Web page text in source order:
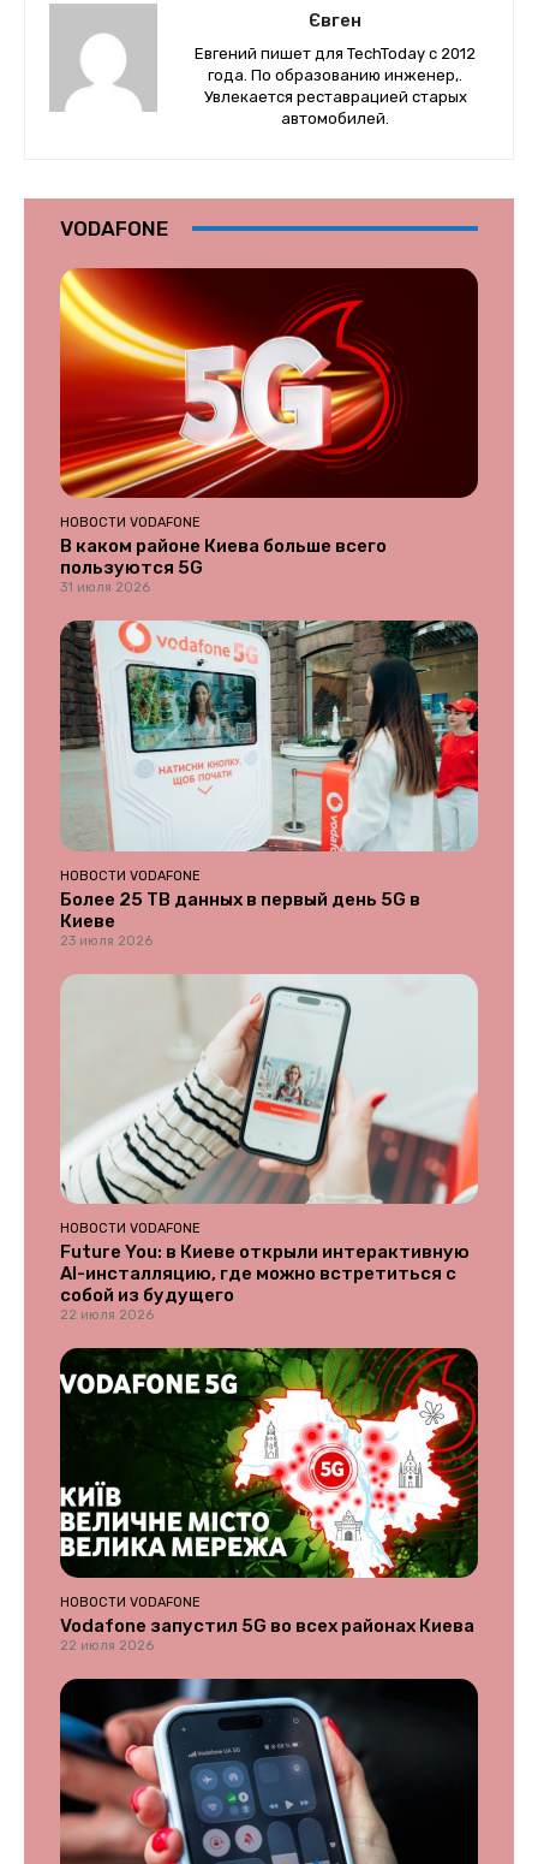
Євген
Евгений пишет для TechToday с 2012
года. По образованию инженер,.
Увлекается реставрацией старых
автомобилей.
VODAFONE
НОВОСТИ VODAFONE
В каком районе Киева больше всего
пользуются 5G
31 июля 2026
НОВОСТИ VODAFONE
Более 25 ТВ данных в первый день 5G в
Киеве
23 июля 2026
НОВОСТИ VODAFONE
Future You: в Киеве открыли интерактивную
AI-инсталляцию, где можно встретиться с
собой из будущего
22 июля 2026
НОВОСТИ VODAFONE
Vodafone запустил 5G во всех районах Киева
22 июля 2026